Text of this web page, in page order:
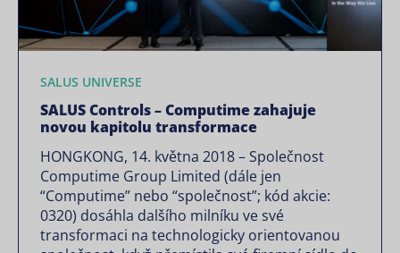
SALUS UNIVERSE
SALUS Controls – Computime zahajuje
novou kapitolu transformace
HONGKONG, 14. května 2018 – Společnost
Computime Group Limited (dále jen
“Computime” nebo “společnost”; kód akcie:
0320) dosáhla dalšího milníku ve své
transformaci na technologicky orientovanou